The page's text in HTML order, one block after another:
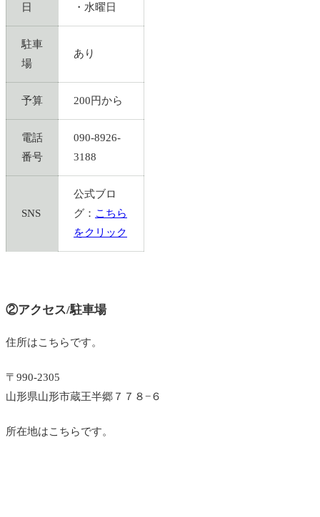
日
・水曜日
駐車
場
あり
予算 200円から
電話
番号
090-8926-
3188
SNS
公式ブロ
グ： こちら
をクリック
②アクセス/駐車場
住所はこちらです。
〒990-2305
山形県山形市蔵王半郷７７８−６
所在地はこちらです。